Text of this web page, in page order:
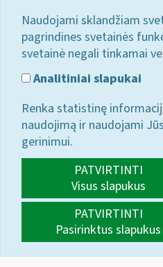
Naudojami sklandžiam
pagrindines svetainės
svetainė negali tinkamai
Analitiniai slapukai
Renka statistinę
naudojimą ir naudojami
gerinimui.
PATVIRTINTI
Visus slapukus
PATVIRTINTI
Pasirinktus slapukus